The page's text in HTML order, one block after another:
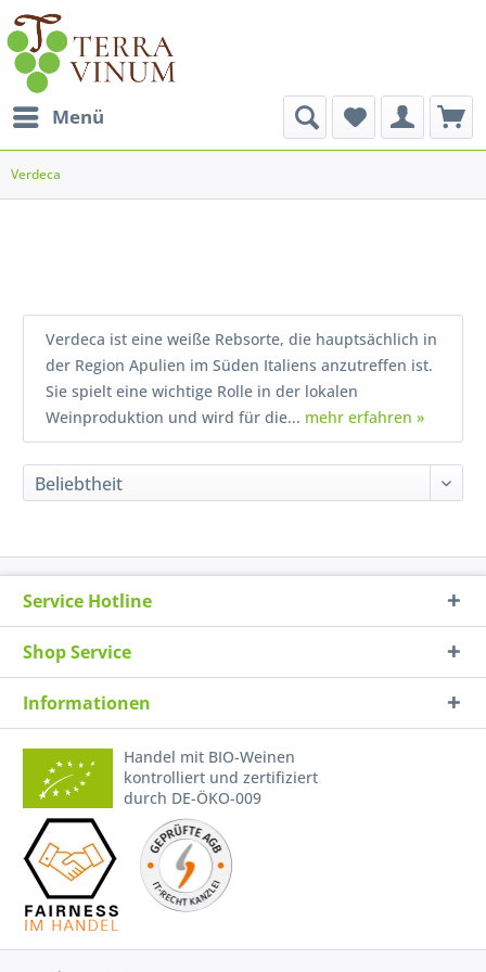
Menü
Verdeca
Verdeca ist eine weiße Rebsorte, die hauptsächlich in
der Region Apulien im Süden Italiens anzutreffen ist.
Sie spielt eine wichtige Rolle in der lokalen
Weinproduktion und wird für die... mehr erfahren »
Service Hotline
Shop Service
Informationen
Handel mit BIO-Weinen
kontrolliert und zertifiziert
durch DE-ÖKO-009